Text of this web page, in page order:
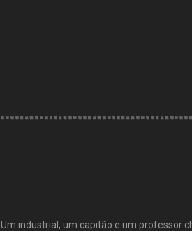
Um industrial, um capitão e um professor